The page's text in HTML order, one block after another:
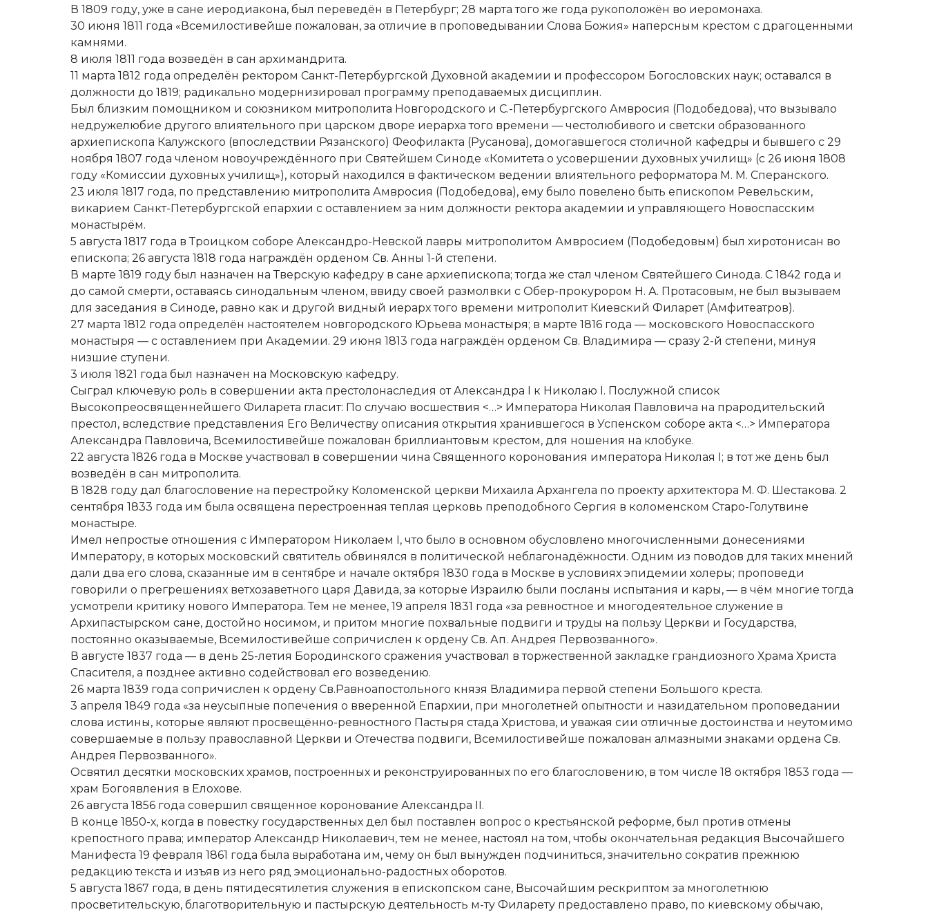
В 1809 году, уже в сане иеродиакона, был переведён в Петербург; 28 марта того же года рукоположён во иеромонаха.
30 июня 1811 года «Всемилостивейше пожалован, за отличие в проповедывании Слова Божия» наперсным крестом с драгоценными
камнями.
8 июля 1811 года возведён в сан архимандрита.
11 марта 1812 года определён ректором Санкт-Петербургской Духовной академии и профессором Богословских наук; оставался в
должности до 1819; радикально модернизировал программу преподаваемых дисциплин.
Был близким помощником и союзником митрополита Новгородского и С.-Петербургского Амвросия (Подобедова), что вызывало
недружелюбие другого влиятельного при царском дворе иерарха того времени — честолюбивого и светски образованного
архиепископа Калужского (впоследствии Рязанского) Феофилакта (Русанова), домогавшегося столичной кафедры и бывшего с 29
ноября 1807 года членом новоучреждённого при Святейшем Синоде «Комитета о усовершении духовных училищ» (с 26 июня 1808
году «Комиссии духовных училищ»), который находился в фактическом ведении влиятельного реформатора М. М. Сперанского.
23 июля 1817 года, по представлению митрополита Амвросия (Подобедова), ему было повелено быть епископом Ревельским,
викарием Санкт-Петербургской епархии с оставлением за ним должности ректора академии и управляющего Новоспасским
монастырём.
5 августа 1817 года в Троицком соборе Александро-Невской лавры митрополитом Амвросием (Подобедовым) был хиротонисан во
епископа; 26 августа 1818 года награждён орденом Св. Анны 1-й степени.
В марте 1819 году был назначен на Тверскую кафедру в сане архиепископа; тогда же стал членом Святейшего Синода. С 1842 года и
до самой смерти, оставаясь синодальным членом, ввиду своей размолвки с Обер-прокурором Н. А. Протасовым, не был вызываем
для заседания в Синоде, равно как и другой видный иерарх того времени митрополит Киевский Филарет (Амфитеатров).
27 марта 1812 года определён настоятелем новгородского Юрьева монастыря; в марте 1816 года — московского Новоспасского
монастыря — с оставлением при Академии. 29 июня 1813 года награждён орденом Св. Владимира — сразу 2-й степени, минуя
низшие ступени.
3 июля 1821 года был назначен на Московскую кафедру.
Сыграл ключевую роль в совершении акта престолонаследия от Александра I к Николаю I. Послужной список
Высокопреосвященнейшего Филарета гласит: По случаю восшествия <…> Императора Николая Павловича на прародительский
престол, вследствие представления Его Величеству описания открытия хранившегося в Успенском соборе акта <…> Императора
Александра Павловича, Всемилостивейше пожалован бриллиантовым крестом, для ношения на клобуке.
22 августа 1826 года в Москве участвовал в совершении чина Священного коронования императора Николая I; в тот же день был
возведён в сан митрополита.
В 1828 году дал благословение на перестройку Коломенской церкви Михаила Архангела по проекту архитектора М. Ф. Шестакова. 2
сентября 1833 года им была освящена перестроенная теплая церковь преподобного Сергия в коломенском Старо-Голутвине
монастыре.
Имел непростые отношения с Императором Николаем I, что было в основном обусловлено многочисленными донесениями
Императору, в которых московский святитель обвинялся в политической неблагонадёжности. Одним из поводов для таких мнений
дали два его слова, сказанные им в сентябре и начале октября 1830 года в Москве в условиях эпидемии холеры; проповеди
говорили о прегрешениях ветхозаветного царя Давида, за которые Израилю были посланы испытания и кары, — в чём многие тогда
усмотрели критику нового Императора. Тем не менее, 19 апреля 1831 года «за ревностное и многодеятельное служение в
Архипастырском сане, достойно носимом, и притом многие похвальные подвиги и труды на пользу Церкви и Государства,
постоянно оказываемые, Всемилостивейше сопричислен к ордену Св. Ап. Андрея Первозванного».
В августе 1837 года — в день 25-летия Бородинского сражения участвовал в торжественной закладке грандиозного Храма Христа
Спасителя, а позднее активно содействовал его возведению.
26 марта 1839 года сопричислен к ордену Св.Равноапостольного князя Владимира первой степени Большого креста.
3 апреля 1849 года «за неусыпные попечения о вверенной Епархии, при многолетней опытности и назидательном проповедании
слова истины, которые являют просвещённо-ревностного Пастыря стада Христова, и уважая сии отличные достоинства и неутомимо
совершаемые в пользу православной Церкви и Отечества подвиги, Всемилостивейше пожалован алмазными знаками ордена Св.
Андрея Первозванного».
Освятил десятки московских храмов, построенных и реконструированных по его благословению, в том числе 18 октября 1853 года —
храм Богоявления в Елохове.
26 августа 1856 года совершил священное коронование Александра II.
В конце 1850-х, когда в повестку государственных дел был поставлен вопрос о крестьянской реформе, был против отмены
крепостного права; император Александр Николаевич, тем не менее, настоял на том, чтобы окончательная редакция Высочайшего
Манифеста 19 февраля 1861 года была выработана им, чему он был вынужден подчиниться, значительно сократив прежнюю
редакцию текста и изъяв из него ряд эмоционально-радостных оборотов.
5 августа 1867 года, в день пятидесятилетия служения в епископском сане, Высочайшим рескриптом за многолетнюю
просветительскую, благотворительную и пастырскую деятельность м-ту Филарету предоставлено право, по киевскому обычаю,